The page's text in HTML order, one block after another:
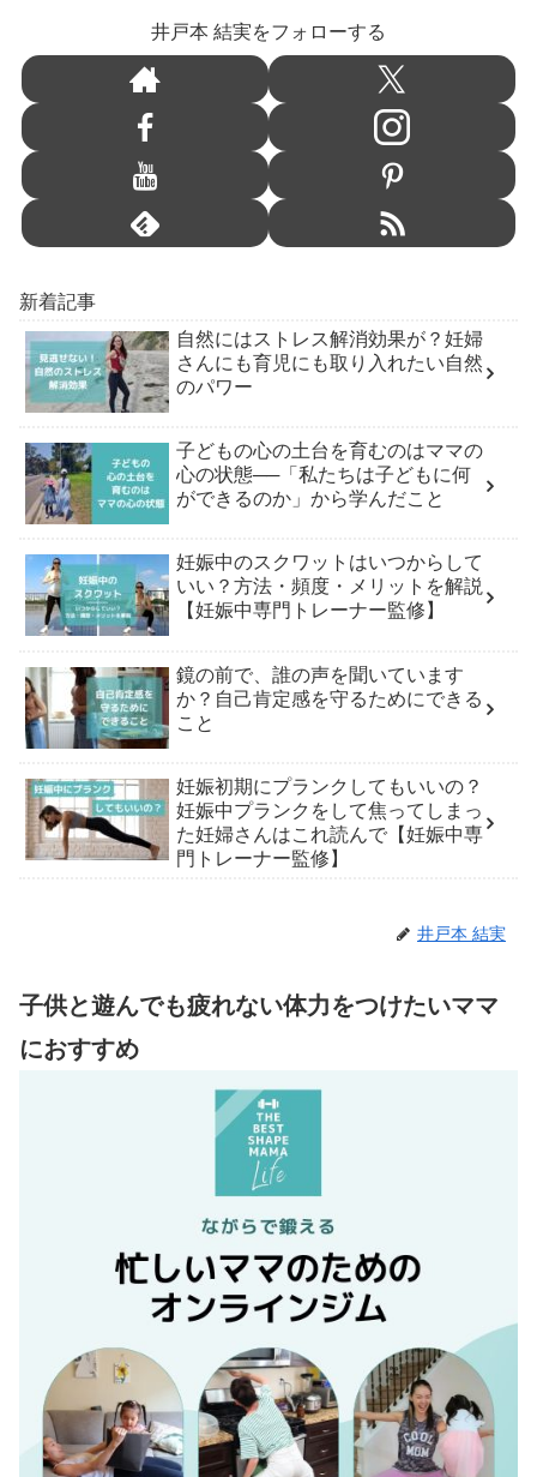
井戸本 結実をフォローする
新着記事
自然にはストレス解消効果が？妊婦
さんにも育児にも取り入れたい自然
のパワー
子どもの心の土台を育むのはママの
心の状態──「私たちは子どもに何
ができるのか」から学んだこと
妊娠中のスクワットはいつからして
いい？方法・頻度・メリットを解説
【妊娠中専門トレーナー監修】
鏡の前で、誰の声を聞いています
か？自己肯定感を守るためにできる
こと
妊娠初期にプランクしてもいいの？
妊娠中プランクをして焦ってしまっ
た妊婦さんはこれ読んで【妊娠中専
門トレーナー監修】
井戸本 結実
子供と遊んでも疲れない体力をつけたいママ
におすすめ